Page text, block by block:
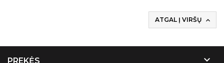
ATGAL Į VIRŠŲ 
PREKĖS 